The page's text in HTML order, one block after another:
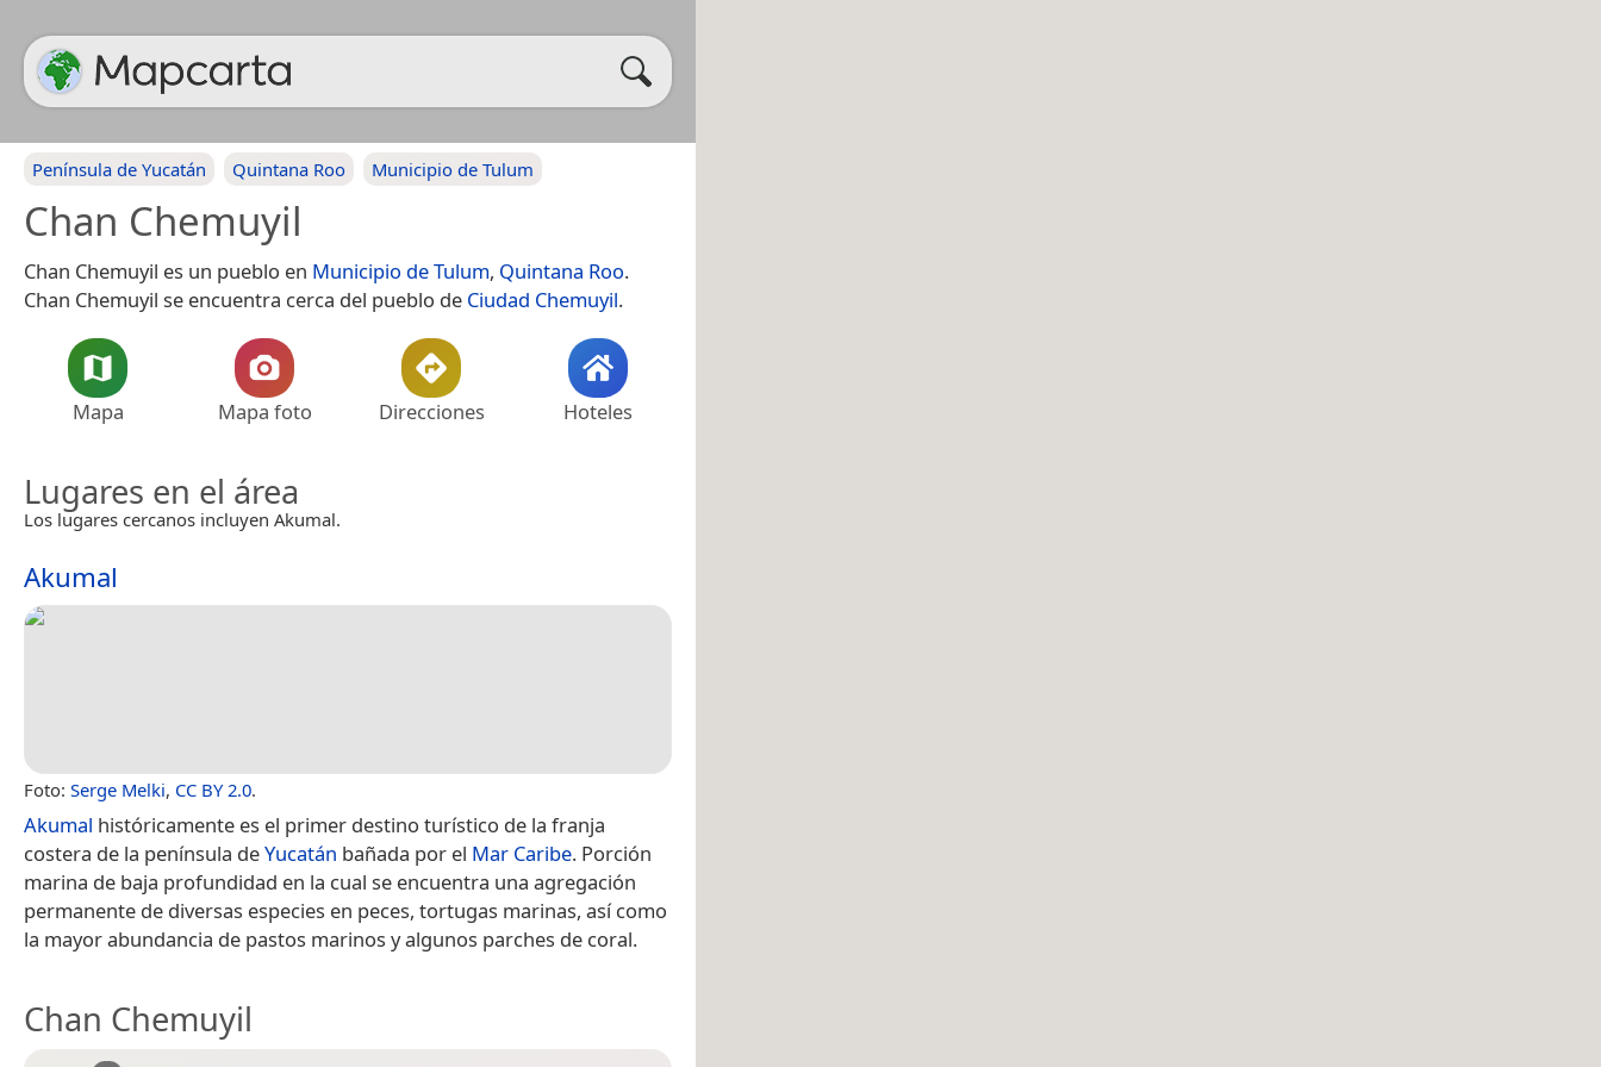
Península de Yucatán Quintana Roo Municipio de Tulum
Chan Chemuyil
Chan Chemuyil es un pueblo en Municipio de Tulum, Quintana Roo.
Chan Chemuyil se encuentra cerca del pueblo de Ciudad Chemuyil.
Mapa Mapa foto Direcciones Hoteles
Lugares en el área
Los lugares cercanos incluyen Akumal.
Akumal
Foto: Serge Melki, CC BY 2.0.
Akumal históricamente es el primer destino turístico de la franja
costera de la península deYucatán bañada por el Mar Caribe. Porción
marina de baja profundidad en la cual se encuentra una agregación
permanente de diversas especies en peces, tortugas marinas, así como
la mayor abundancia de pastos marinos y algunos parches de coral.
Chan Chemuyil